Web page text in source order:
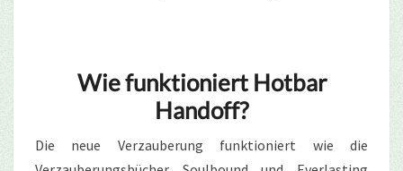
Wie funktioniert Hotbar
Handoff?
Die neue Verzauberung funktioniert wie die